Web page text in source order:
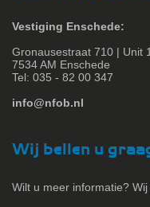
Vestiging Enschede:
Gronausestraat 710 | Unit
7534 AM Enschede
Tel: 035 - 82 00 347
info@nfob.nl
Wij bellen u
Wilt u meer informatie?